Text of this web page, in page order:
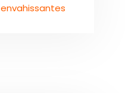
envahissantes